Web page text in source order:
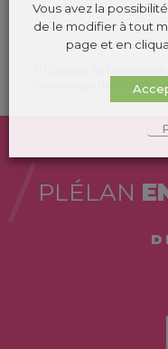
comarquage developpé
PLÉLAN
Vous avez la
de le modifier à tout
page et en